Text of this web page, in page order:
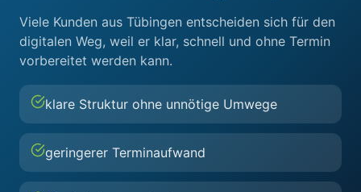
Viele Kunden aus Tübingen entscheiden sich für den
digitalen Weg, weil er klar, schnell und ohne Termin
vorbereitet werden kann.
klare Struktur ohne unnötige Umwege
geringerer Terminaufwand